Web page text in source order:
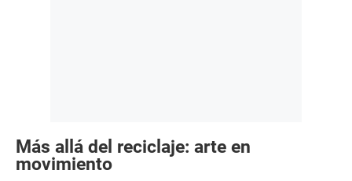
Más allá del reciclaje: arte en
movimiento